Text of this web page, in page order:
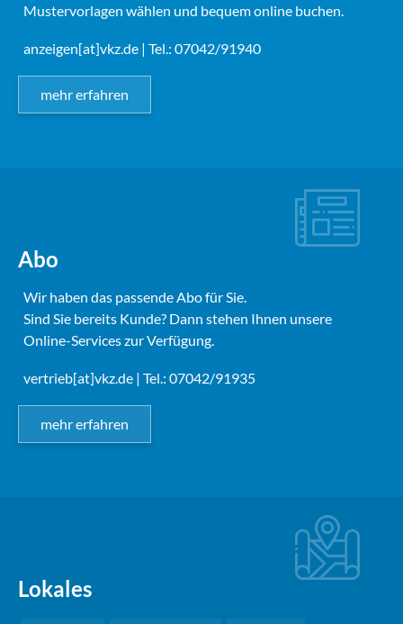
Mustervorlagen wählen und bequem online buchen.
anzeigen[at]vkz.de | Tel.: 07042/91940
mehr erfahren
Abo
Wir haben das passende Abo für Sie.
Sind Sie bereits Kunde? Dann stehen Ihnen unsere
Online-Services zur Verfügung.
vertrieb[at]vkz.de | Tel.: 07042/91935
mehr erfahren
Lokales